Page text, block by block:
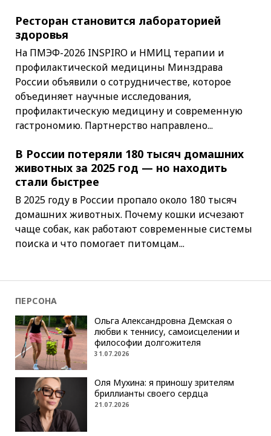
Ресторан становится лабораторией
здоровья
На ПМЭФ-2026 INSPIRO и НМИЦ терапии и
профилактической медицины Минздрава
России объявили о сотрудничестве, которое
объединяет научные исследования,
профилактическую медицину и современную
гастрономию. Партнерство направлено...
В России потеряли 180 тысяч домашних
животных за 2025 год — но находить
стали быстрее
В 2025 году в России пропало около 180 тысяч
домашних животных. Почему кошки исчезают
чаще собак, как работают современные системы
поиска и что помогает питомцам...
ПЕРСОНА
Ольга Александровна Демская о
любви к теннису, самоисцелении и
философии долгожителя
31.07.2026
Оля Мухина: я приношу зрителям
бриллианты своего сердца
21.07.2026